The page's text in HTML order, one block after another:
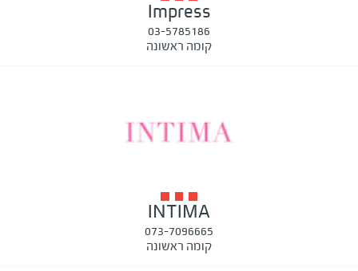
Impress
03-5785186
קומה ראשונה
INTIMA
073-7096665
קומה ראשונה